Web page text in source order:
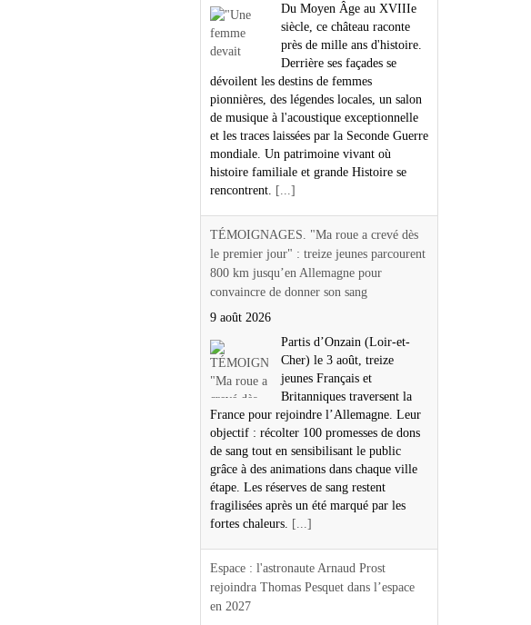
Du Moyen Âge au XVIIIe
siècle, ce château raconte
près de mille ans d'histoire.
Derrière ses façades se
dévoilent les destins de femmes
pionnières, des légendes locales, un salon
de musique à l'acoustique exceptionnelle
et les traces laissées par la Seconde Guerre
mondiale. Un patrimoine vivant où
histoire familiale et grande Histoire se
rencontrent.
[...]
TÉMOIGNAGES. "Ma roue a crevé dès
le premier jour" : treize jeunes parcourent
800 km jusqu’en Allemagne pour
convaincre de donner son sang
9 août 2026
Partis d’Onzain (Loir-et-
Cher) le 3 août, treize
jeunes Français et
Britanniques traversent la
France pour rejoindre l’Allemagne. Leur
objectif : récolter 100 promesses de dons
de sang tout en sensibilisant le public
grâce à des animations dans chaque ville
étape. Les réserves de sang restent
fragilisées après un été marqué par les
fortes chaleurs.
[...]
Espace : l'astronaute Arnaud Prost
rejoindra Thomas Pesquet dans l’espace
en 2027